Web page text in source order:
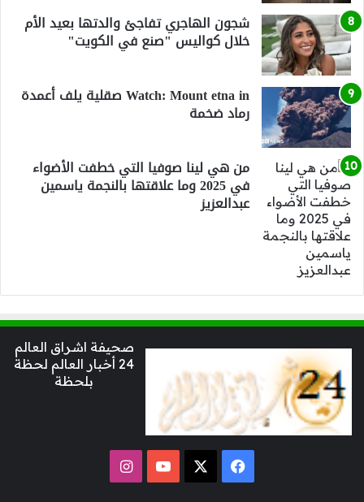
شجون الهاجري تفاجئ والدتها بعيد الأم
خلال كواليس "صنع في الكويت"
Watch: Mount etna in صقلية يلف أعمدة
رماد ضخمة
من هي لينا صوفيا التي خطفت الأضواء
في 2025 وما علاقتها بالنجمة ياسمين
عبدالعزيز
صحيفة اشراق العالم
24 أخبار العالم لحظة
بلحظة
فيسبوك ‫YouTubeانستقرام